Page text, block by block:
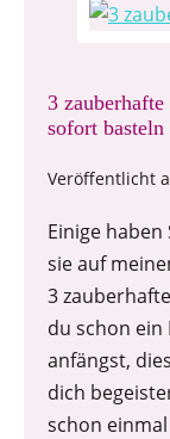
3
sofort
Veröffentlicht
Einige
sie auf
3
du schon
anfängst,
dich
schon